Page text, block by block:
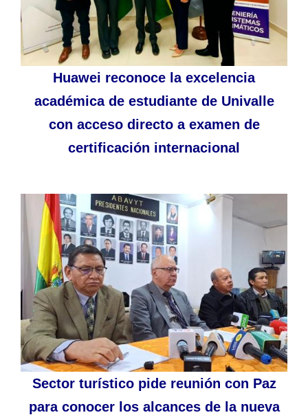
Huawei reconoce la excelencia
académica de estudiante de Univalle
con acceso directo a examen de
certificación internacional
Sector turístico pide reunión con Paz
para conocer los alcances de la nueva